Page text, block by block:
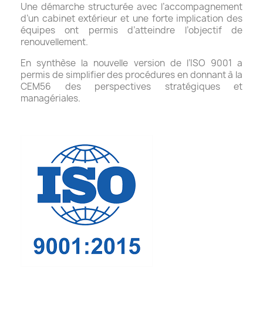
Une démarche structurée avec l’accompagnement
d’un cabinet extérieur et une forte implication des
équipes ont permis d’atteindre l’objectif de
renouvellement.
En synthèse la nouvelle version de l’ISO 9001 a
permis de simplifier des procédures en donnant à la
CEM56 des perspectives stratégiques et
managériales.